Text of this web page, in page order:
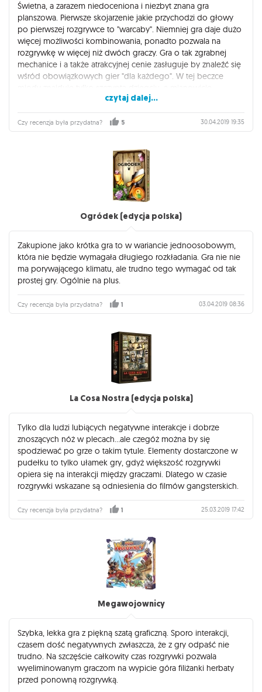
Świetna, a zarazem niedoceniona i niezbyt znana gra
planszowa. Pierwsze skojarzenie jakie przychodzi do głowy
po pierwszej rozgrywce to "warcaby". Niemniej gra daje dużo
więcej możliwości kombinowania, ponadto pozwala na
rozgrywkę w więcej niż dwóch graczy. Gra o tak zgrabnej
mechanice i a także atrakcyjnej cenie zasługuje by znaleźć się
wśród obowiązkowych gier "dla każdego". W tej beczce
tytuł...moim zdaniem można było wymyślić nazwę która nie
jest zdaniem.
czytaj dalej...
Czy recenzja była przydatna? 5 30.04.2019 19:35
Ogródek (edycja polska)
Zakupione jako krótka gra to w wariancie jednoosobowym,
która nie będzie wymagała długiego rozkładania. Gra nie nie
ma porywającego klimatu, ale trudno tego wymagać od tak
prostej gry. Ogólnie na plus.
Czy recenzja była przydatna? 1 03.04.2019 08:36
La Cosa Nostra (edycja polska)
Tylko dla ludzi lubiących negatywne interakcje i dobrze
znoszących nóż w plecach...ale czegóż można by się
spodziewać po grze o takim tytule. Elementy dostarczone w
pudełku to tylko ułamek gry, gdyż większość rozgrywki
opiera się na interakcji między graczami. Dlatego w czasie
rozgrywki wskazane są odniesienia do filmów gangsterskich.
Czy recenzja była przydatna? 1 25.03.2019 17:42
Megawojownicy
Szybka, lekka gra z piękną szatą graficzną. Sporo interakcji,
czasem dość negatywnych zwłaszcza, że z gry odpaść nie
trudno. Na szczęście całkowity czas rozgrywki pozwala
wyeliminowanym graczom na wypicie góra filiżanki herbaty
przed ponowną rozgrywką.